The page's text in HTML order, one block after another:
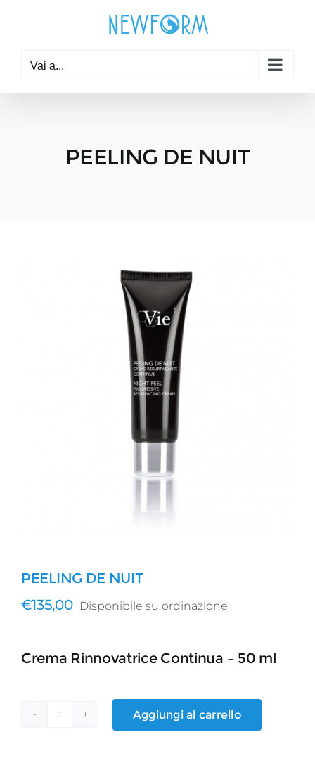
Vai a...
PEELING DE NUIT
PEELING DE NUIT
€135,00 Disponibile su ordinazione
Crema Rinnovatrice Continua – 50 ml
Aggiungi al carrello